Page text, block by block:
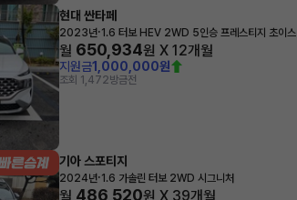
현대 싼타페
2023년·1.6 터보 HEV 2WD 5인승 프레스티지 초이스
월 650,934원 X 12개월
지원금1,000,000원
조회 1,472방금전
기아 스포티지
2024년·1.6 가솔린 터보 2WD 시그니처
월 486,520원 X 39개월